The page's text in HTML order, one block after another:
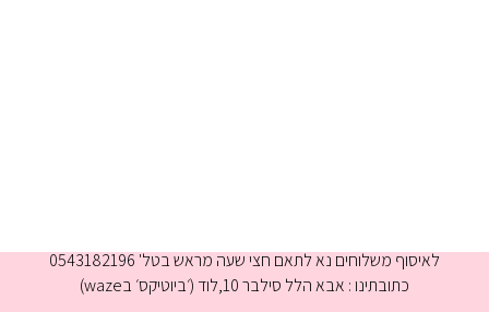
לאיסוף משלוחים נא לתאם חצי שעה מראש בטל' 0543182196
כתובתינו : אבא הלל סילבר 10,לוד (׳ביוטיקס׳ בwaze)